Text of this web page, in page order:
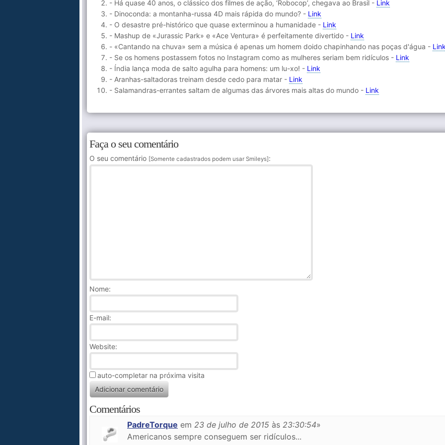
- Há quase 40 anos, o clássico dos filmes de ação, ‘Robocop’, chegava ao Brasil - Link
- Dinoconda: a montanha-russa 4D mais rápida do mundo? - Link
- O desastre pré-histórico que quase exterminou a humanidade - Link
- Mashup de «Jurassic Park» e «Ace Ventura» é perfeitamente divertido - Link
- «Cantando na chuva» sem a música é apenas um homem doido chapinhando nas poças d'água -
- Se os homens postassem fotos no Instagram como as mulheres seriam bem ridículos - Link
- Índia lança moda de salto agulha para homens: um lu-xo! - Link
- Aranhas-saltadoras treinam desde cedo para matar - Link
- Salamandras-errantes saltam de algumas das árvores mais altas do mundo - Link
Faça o seu comentário
O seu comentário [Somente cadastrados podem usar Smileys] :
Nome:
E-mail:
Website:
auto-completar na próxima visita
Comentários
PadreTorque em 23 de julho de 2015 às 23:30:54»
Americanos sempre conseguem ser ridículos...